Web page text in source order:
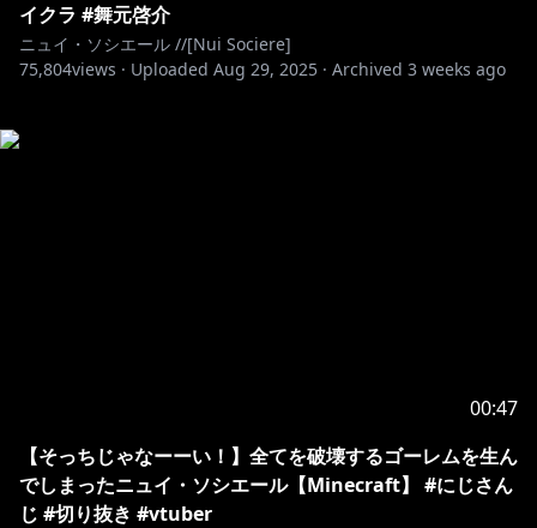
イクラ #舞元啓介
ニュイ・ソシエール //[Nui Sociere]
75,804views · Uploaded Aug 29, 2025 · Archived 3 weeks ago
00:47
【そっちじゃなーーい！】全てを破壊するゴーレムを生ん
でしまったニュイ・ソシエール【Minecraft】 #にじさん
じ #切り抜き #vtuber